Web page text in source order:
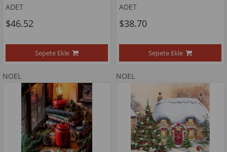
ADET
$46.52
Sepete Ekle
ADET
$38.70
Sepete Ekle
NOEL NOEL